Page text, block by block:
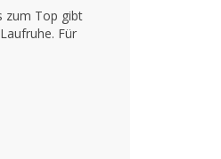
zum Top gibt
Für